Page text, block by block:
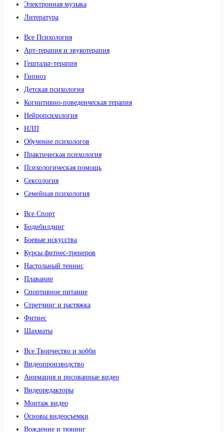
Электронная музыка
Литература
Все Психология
Арт-терапия и звукотерапия
Гештальт-терапия
Гипноз
Детская психология
Когнитивно-поведенческая терапия
Нейропсихология
НЛП
Обучение психологов
Практическая психология
Психологическая помощь
Сексология
Семейная психология
Все Спорт
Бодибилдинг
Боевые искусства
Курсы фитнес-тренеров
Настольный теннис
Плавание
Спортивное питание
Стретчинг и растяжка
Фитнес
Шахматы
Все Творчество и хобби
Видеопроизводство
Анимация и рисованные видео
Видеоредакторы
Монтаж видео
Основы видеосъемки
Вождение и тюнинг